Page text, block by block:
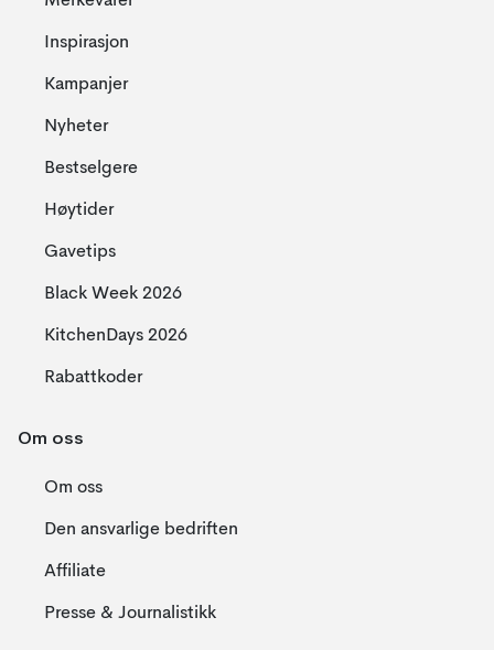
Inspirasjon
Kampanjer
Nyheter
Bestselgere
Høytider
Gavetips
Black Week 2026
KitchenDays 2026
Rabattkoder
Om oss
Om oss
Den ansvarlige bedriften
Affiliate
Presse & Journalistikk